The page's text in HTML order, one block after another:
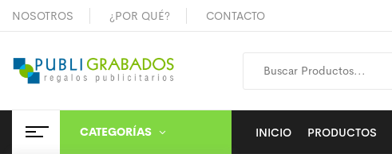
NOSOTROS ¿POR QUÉ? CONTACTO
CATEGORÍAS INICIO PRODUCTOS